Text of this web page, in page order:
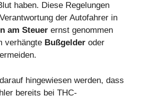
haben. Diese Regelungen
der Autofahrer in
am Steuer ernst genommen
verhängte Bußgelder oder
hingewiesen werden, dass
bereits bei THC-